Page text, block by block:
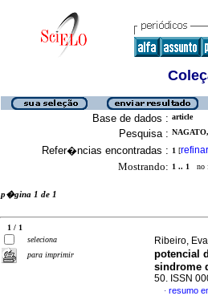
Base de dados : article
Pesquisa :
Refer�ncias encontradas : 1 [refinar
Mostrando: 1 .. 1 no
p�gina 1 de 1
1 / 1
seleciona
para imprimir
Ribeiro,
potencial
sindrome
50. ISSN
· resumo